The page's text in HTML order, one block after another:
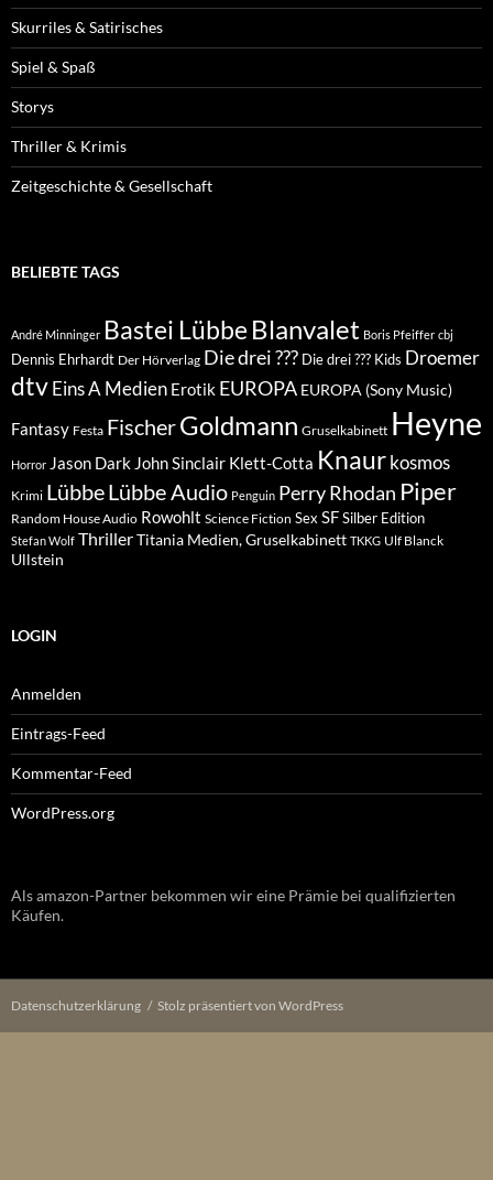
Skurriles & Satirisches
Spiel & Spaß
Storys
Thriller & Krimis
Zeitgeschichte & Gesellschaft
BELIEBTE TAGS
André Minninger Bastei Lübbe Blanvalet Boris Pfeiffer cbj
Dennis Ehrhardt Der Hörverlag Die drei ??? Die drei ??? Kids Droemer
dtvEins A Medien Erotik EUROPA EUROPA (Sony Music)
Fantasy Festa FischerGoldmann Gruselkabinett Heyne
Horror Jason Dark John Sinclair Klett-Cotta Knaur kosmos
Krimi LübbeLübbe Audio Penguin Perry Rhodan Piper
Random House Audio Rowohlt Science Fiction Sex SFSilber Edition
Stefan Wolf ThrillerTitania Medien, Gruselkabinett TKKG Ulf Blanck
Ullstein
LOGIN
Anmelden
Eintrags-Feed
Kommentar-Feed
WordPress.org
Als amazon-Partner bekommen wir eine Prämie bei qualifizierten
Käufen.
Datenschutzerklärung Stolz präsentiert von WordPress